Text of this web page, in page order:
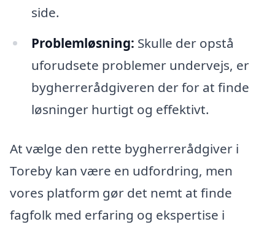
side.
Problemløsning: Skulle der opstå
uforudsete problemer undervejs, er
bygherrerådgiveren der for at finde
løsninger hurtigt og effektivt.
At vælge den rette bygherrerådgiver i
Toreby kan være en udfordring, men
vores platform gør det nemt at finde
fagfolk med erfaring og ekspertise i